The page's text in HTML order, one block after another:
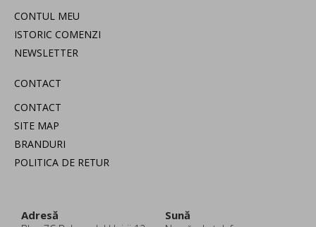
CONTUL MEU
ISTORIC COMENZI
NEWSLETTER
CONTACT
CONTACT
SITE MAP
BRANDURI
POLITICA DE RETUR
Adresă Sună